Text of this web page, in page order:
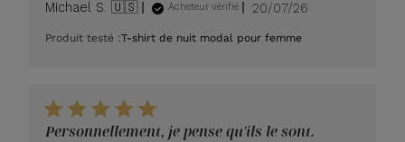
Michael S. 🇺🇸 Acheteur vérifié
Date
publication
20/07/26
Produit testé :T-shirt de nuit modal pour femme
Personnellement, je pense qu'ils le sont.